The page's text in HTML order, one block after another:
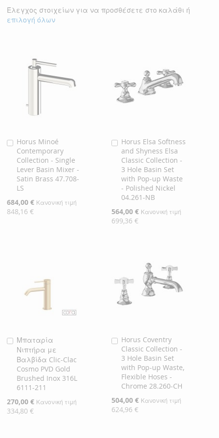
Έλεγχος στοιχείων για να προσθέσετε στο καλάθι ή
επιλογή όλων
Horus Minoé
Contemporary
Collection - Single
Lever Basin Mixer -
Satin Brass 47.708-
LS
Ειδική
Τιμή
684,00 € Κανονική τιμή
848,16 €
Προσθήκη
στο
Καλάθι
Horus Elsa Softness
and Shyness Elsa
Classic Collection -
3 Hole Basin Set
with Pop-up Waste
- Polished Nickel
04.261-NB
Ειδική
Τιμή
564,00 € Κανονική τιμή
699,36 €
Προσθήκη
στο
Καλάθι
Μπαταρία
Νιπτήρα με
Βαλβίδα Clic-Clac
Cosmo PVD Gold
Brushed Inox 316L
6111-211
Ειδική
Τιμή
270,00 € Κανονική τιμή
334,80 €
Προσθήκη
στο
Καλάθι
Horus Coventry
Classic Collection -
3 Hole Basin Set
with Pop-up Waste,
Flexible Hoses -
Chrome 28.260-CH
Ειδική
Τιμή
504,00 € Κανονική τιμή
624,96 €
Προσθήκη
στο
Καλάθι